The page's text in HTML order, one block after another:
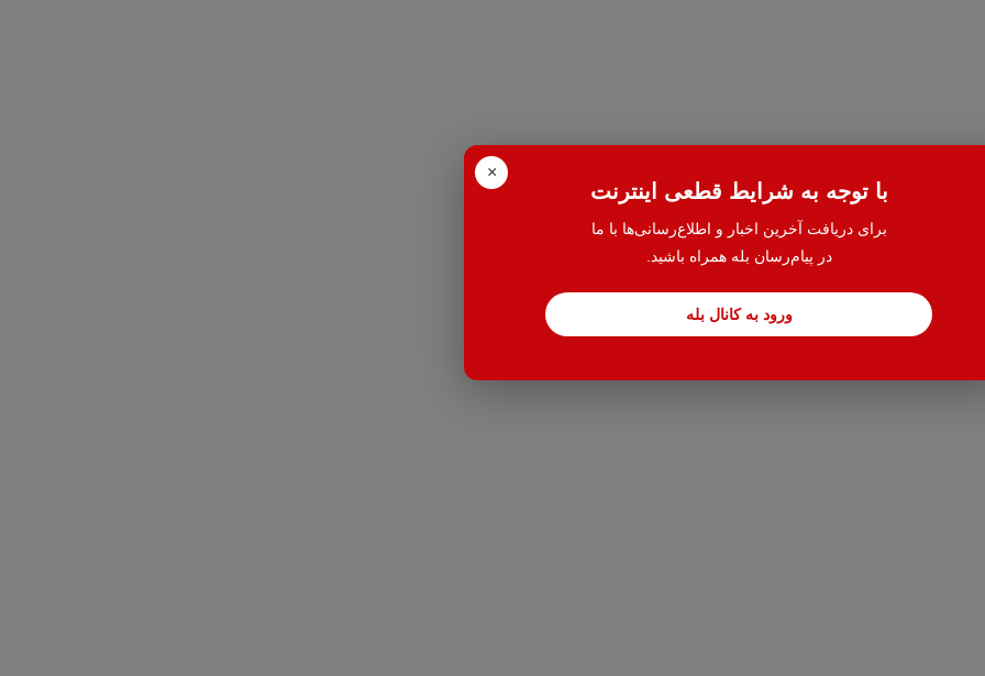
×
با توجه به شرایط قطعی اینترنت
برای دریافت آخرین اخبار و اطلاع‌رسانی‌ها با ما
در پیام‌رسان بله همراه باشید.
ورود به کانال بله